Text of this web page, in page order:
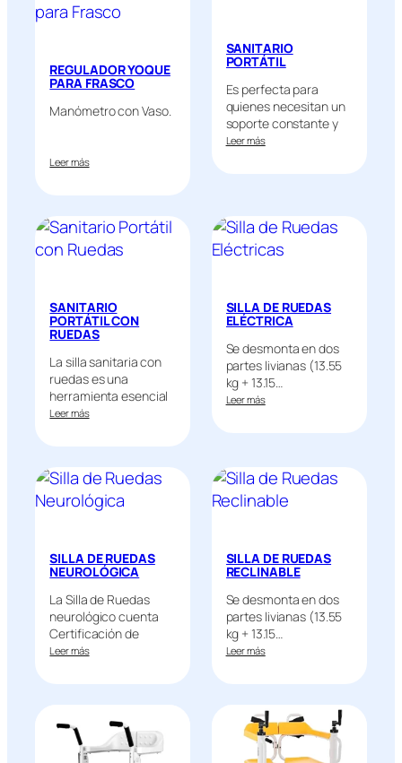
REGULADOR YOQUE
PARA FRASCO
Manómetro con Vaso.
Leer más
SANITARIO
PORTÁTIL
Es perfecta para
quienes necesitan un
soporte constante y
firme…
Leer más
SANITARIO
PORTÁTIL CON
RUEDAS
La silla sanitaria con
ruedas es una
herramienta esencial
para…
Leer más
SILLA DE RUEDAS
ELÉCTRICA
Se desmonta en dos
partes livianas (13.55
kg + 13.15…
Leer más
SILLA DE RUEDAS
NEUROLÓGICA
La Silla de Ruedas
neurológico cuenta
Certificación de
Calidad Europea…
Leer más
SILLA DE RUEDAS
RECLINABLE
Se desmonta en dos
partes livianas (13.55
kg + 13.15…
Leer más